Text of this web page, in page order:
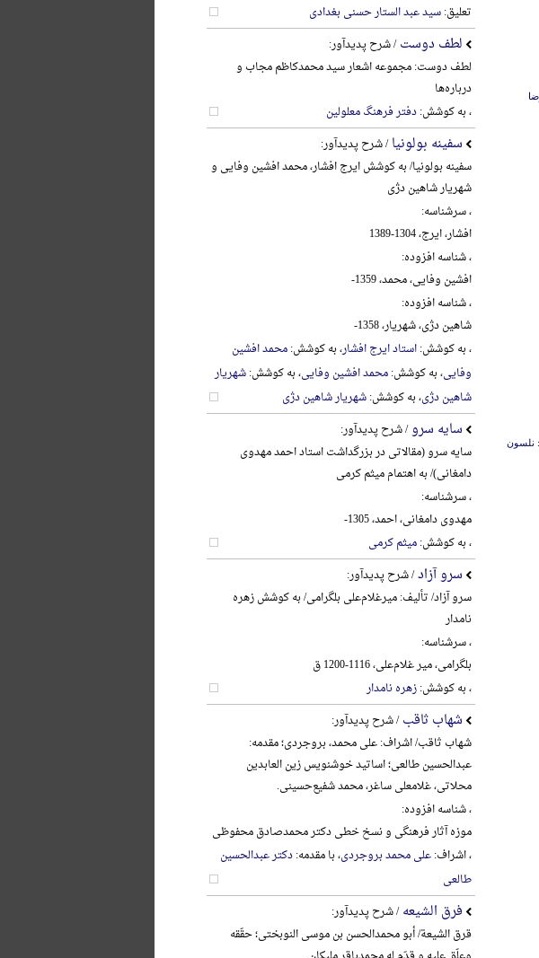
نلسون
تعلیق:سید عبد الستار حسنی بغدادی
لطف دوست/ شرح پدیدآور:
لطف دوست: مجموعه اشعار سید محمدکاظم مجاب و
درباره‌ها
، به کوشش:دفتر فرهنگ معلولین
سفینه بولونیا/ شرح پدیدآور:
سفینه بولونیا/ به کوشش ایرج افشار، محمد افشین وفایی و
شهریار شاهین دژی
، سرشناسه:
افشار، ایرج، 1304-1389
، شناسه افزوده:
افشین وفایی، محمد، 1359-
، شناسه افزوده:
شاهین دژی، شهریار، 1358-
، به کوشش:استاد ایرج افشار، به کوشش:محمد افشین
وفایی، به کوشش:محمد افشین وفایی، به کوشش:شهریار
شاهین دژی، به کوشش:شهریار شاهین دژی
سایه سرو/ شرح پدیدآور:
سایه سرو (مقالاتی در بزرگداشت استاد احمد مهدوی
دامغانی)/ به اهتمام میثم کرمی
، سرشناسه:
مهدوی دامغانی، احمد، 1305-
، به کوشش:میثم کرمی
سرو آزاد/ شرح پدیدآور:
سرو آزاد/ تألیف: میرغلام‌علی بلگرامی/ به کوشش زهره
نامدار
، سرشناسه:
بلگرامی، میر غلام‌علی، 1116-1200 ق
، به کوشش:زهره نامدار
شهاب ثاقب/ شرح پدیدآور:
شهاب ثاقب/ اشراف: علی محمد، بروجردی؛ مقدمه:
عبدالحسین طالعی؛ اساتید خوشنویس زین العابدین
محلاتی، غلامعلی ساغر، محمد شفیع‌حسینی.
، شناسه افزوده:
موزه آثار فرهنگی و نسخ خطی دکتر محمدصادق محفوظی
، اشراف:علی محمد بروجردی، با مقدمه:دکتر عبدالحسین
طالعی
فرق الشیعه/ شرح پدیدآور:
قرق الشیعة/ أبو محمدالحسن بن موسی النوبختی؛ حقّقه